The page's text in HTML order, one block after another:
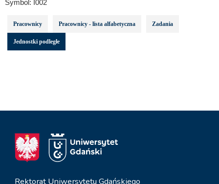
Symbol: I002
Pracownicy Pracownicy - lista alfabetyczna Zadania
Jednostki podległe
Rektorat Uniwersytetu Gdańskiego